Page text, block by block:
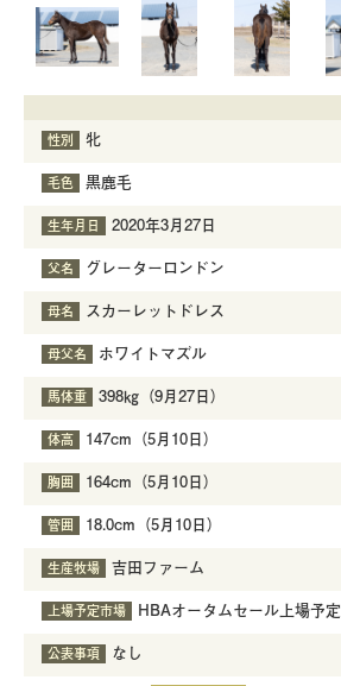
性別 牝
毛色 黒鹿毛
生年月日 2020年3月27日
父名 グレーターロンドン
母名 スカーレットドレス
母父名 ホワイトマズル
馬体重 398㎏（9月27日）
体高 147cm（5月10日）
胸囲 164cm（5月10日）
管囲 18.0cm（5月10日）
生産牧場 吉田ファーム
上場予定市場 HBAオータムセール上場予定
公表事項 なし